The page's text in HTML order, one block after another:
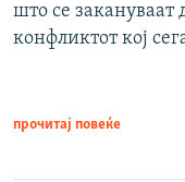
што се закануваат
конфликтот кој
прочитај повеќе